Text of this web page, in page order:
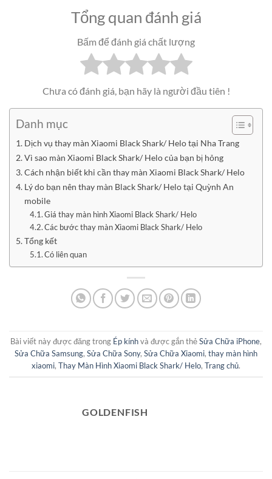
Tổng quan đánh giá
Bấm để đánh giá chất lượng
Chưa có đánh giá, bạn hãy là người đầu tiên !
Danh mục
Dịch vụ thay màn Xiaomi Black Shark/ Helo tại Nha Trang
Vì sao màn Xiaomi Black Shark/ Helo của bạn bị hỏng
Cách nhận biết khi cần thay màn Xiaomi Black Shark/ Helo
Lý do bạn nên thay màn Black Shark/ Helo tại Quỳnh An
mobile
Giá thay màn hình Xiaomi Black Shark/ Helo
Các bước thay màn Xiaomi Black Shark/ Helo
Tổng kết
Có liên quan
Bài viết này được đăng trong Ép kínhvà được gắn thẻSửa Chữa iPhone,
Sửa Chữa Samsung, Sửa Chữa Sony, Sửa Chữa Xiaomi, thay màn hình
xiaomi, Thay Màn Hình Xiaomi Black Shark/ Helo, Trang chủ.
GOLDENFISH